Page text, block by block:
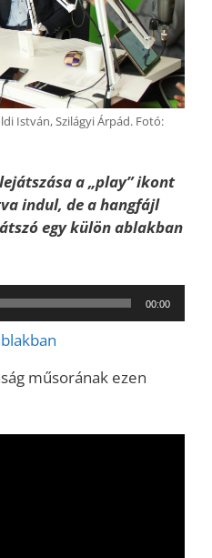
István, Szilágyi Árpád. Fotó:
a „play” ikont
indul, de a hangfájl
egy külön ablakban
00:00
műsorának ezen